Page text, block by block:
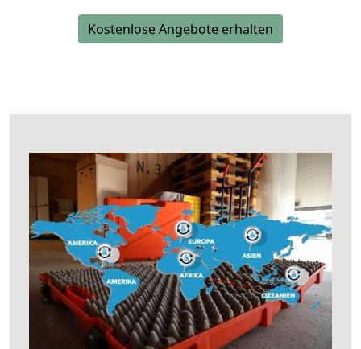
Kostenlose Angebote erhalten